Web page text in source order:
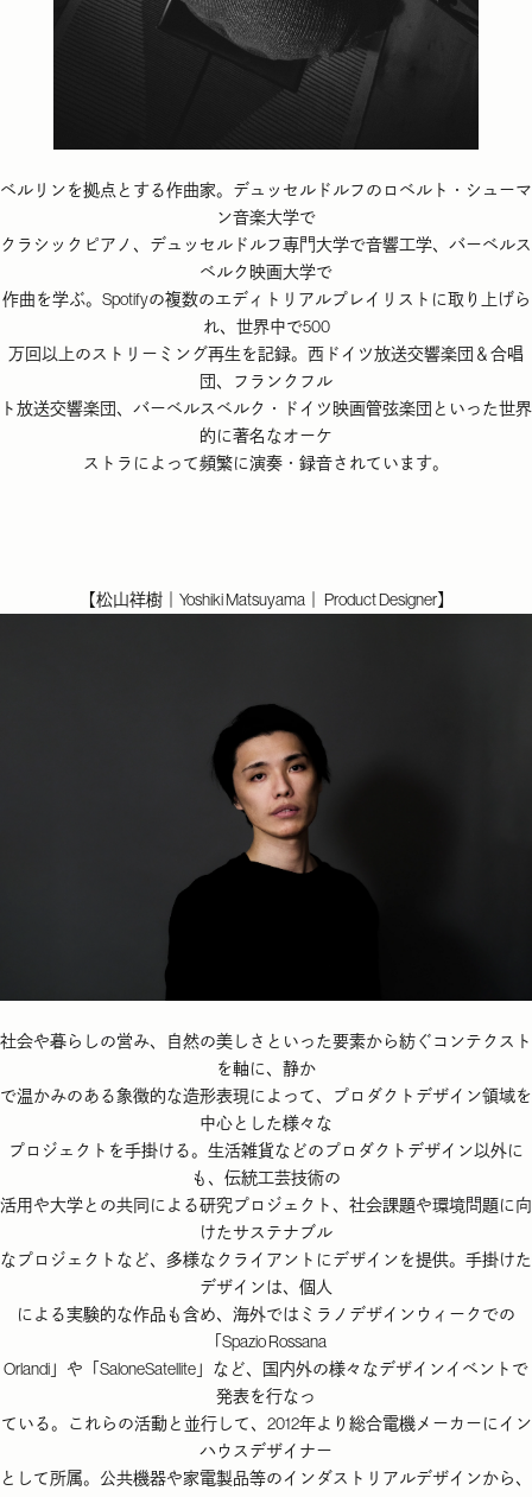
ベルリンを拠点とする作曲家。デュッセルドルフのロベルト・シューマ
ン音楽大学で
クラシックピアノ、デュッセルドルフ専門大学で音響工学、バーベルス
ベルク映画大学で
作曲を学ぶ。Spotifyの複数のエディトリアルプレイリストに取り上げら
れ、世界中で500
万回以上のストリーミング再生を記録。西ドイツ放送交響楽団＆合唱
団、フランクフル
ト放送交響楽団、バーベルスベルク・ドイツ映画管弦楽団といった世界
的に著名なオーケ
ストラによって頻繁に演奏・録音されています。
【松山祥樹｜Yoshiki Matsuyama ｜ Product Designer】
社会や暮らしの営み、自然の美しさといった要素から紡ぐコンテクスト
を軸に、静か
で温かみのある象徴的な造形表現によって、プロダクトデザイン領域を
中心とした様々な
プロジェクトを手掛ける。生活雑貨などのプロダクトデザイン以外に
も、伝統工芸技術の
活用や大学との共同による研究プロジェクト、社会課題や環境問題に向
けたサステナブル
なプロジェクトなど、多様なクライアントにデザインを提供。手掛けた
デザインは、個人
による実験的な作品も含め、海外ではミラノデザインウィークでの
「Spazio Rossana
Orlandi」や「SaloneSatellite」など、国内外の様々なデザインイベントで
発表を行なっ
ている。これらの活動と並行して、2012年より総合電機メーカーにイン
ハウスデザイナー
として所属。公共機器や家電製品等のインダストリアルデザインから、